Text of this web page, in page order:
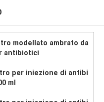
modellato ambrato da
antibiotici
per iniezione di antibi
ml